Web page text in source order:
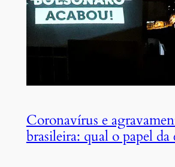
Coronavírus e
brasileira: qual o papel da